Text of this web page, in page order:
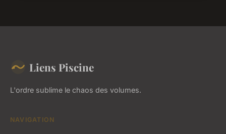
Liens Piscine
L'ordre sublime le chaos des volumes.
NAVIGATION